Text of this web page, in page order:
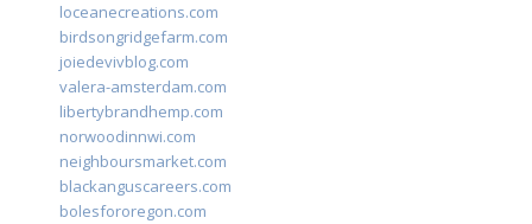
loceanecreations.com
birdsongridgefarm.com
joiedevivblog.com
valera-amsterdam.com
libertybrandhemp.com
norwoodinnwi.com
neighboursmarket.com
blackanguscareers.com
bolesfororegon.com